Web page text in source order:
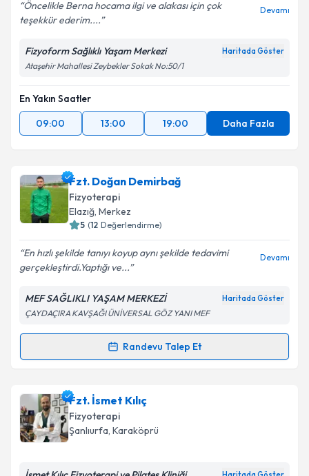
Kişisel verilerimin işlenmesine ilişkinAydınlatma
Metni'ni okudum ve kişisel verilerimin belirtilen
Öncelikle Berna hocama ilgi ve alakası için çok
teşekkür ederim....
Devamı
Fizyoform Sağlıklı Yaşam Merkezi Haritada Göster
Ataşehir Mahallesi Zeybekler Sokak No:50/1
En Yakın Saatler
09:00
13:00 19:00 Daha Fazla
Fzt. Doğan Demirbağ
Fizyoterapi
Elazığ, Merkez
5 (12 Değerlendirme)
En hızlı şekilde tanıyı koyup aynı şekilde tedavimi
gerçekleştirdi.Yaptığı ve...
Devamı
MEF SAĞLIKLI YAŞAM MERKEZİ Haritada Göster
ÇAYDAÇIRA KAVŞAĞI ÜNİVERSAL GÖZ YANI MEF
Randevu Talep Et
Randevu Takvimi Talebi
Fzt. Doğan Demirbağ
oluşturun. Size bu uzmandan randevu almanız için bir
takvim hazırlandığında e-posta ile bilgilendireceğiz.
Fzt. İsmet Kılıç
Fizyoterapi
Şanlıurfa, Karaköprü